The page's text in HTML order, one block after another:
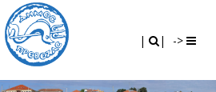
| | ->